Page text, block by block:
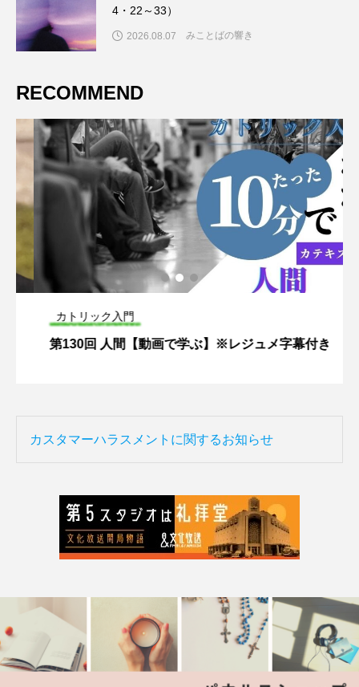
4・22～33）
2026.08.07 みことばの響き
RECOMMEND
カトリック入門
第130回 人間【動画で学ぶ】※レジュメ字幕付き
カスタマーハラスメントに関するお知らせ